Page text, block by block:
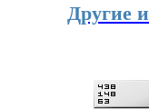
Другие